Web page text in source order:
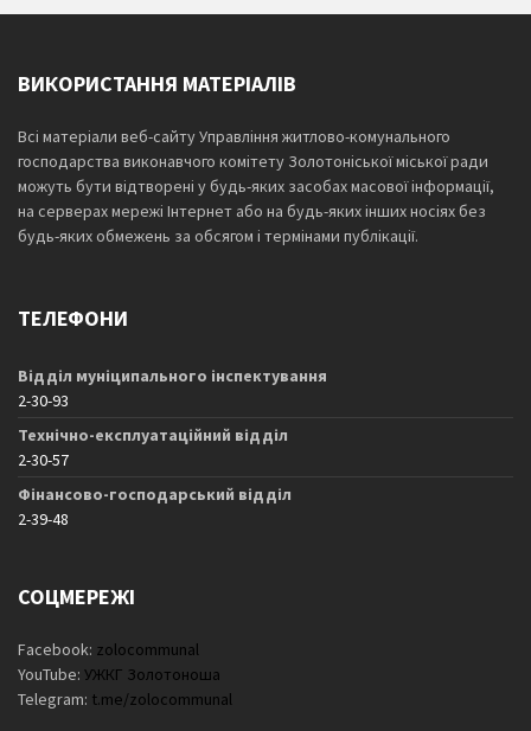
ВИКОРИСТАННЯ МАТЕРІАЛІВ
Всі матеріали веб-сайту Управління житлово-комунального
господарства виконавчого комітету Золотоніської міської ради
можуть бути відтворені у будь-яких засобах масової інформації,
на серверах мережі Інтернет або на будь-яких інших носіях без
будь-яких обмежень за обсягом і термінами публікації.
ТЕЛЕФОНИ
Відділ муніципального інспектування
2-30-93
Технічно-експлуатаційний відділ
2-30-57
Фінансово-господарський відділ
2-39-48
СОЦМЕРЕЖІ
Facebook: zolocommunal
YouTube: УЖКГ Золотоноша
Telegram: t.me/zolocommunal